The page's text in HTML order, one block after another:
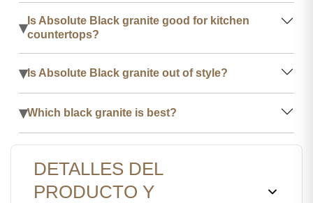
▾ Is Absolute Black granite good for kitchen
countertops?
▾Is Absolute Black granite out of style?
▾Which black granite is best?
DETALLES DEL
PRODUCTO Y